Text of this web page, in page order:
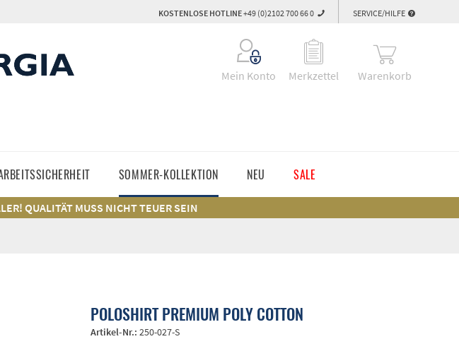
SERVICE/HILFE
KOSTENLOSE HOTLINE+49 (0)2102 700 66 0
Mein Konto Merkzettel Warenkorb
SOMMER-KOLLEKTION NEU SALE
QUALITÄT MUSS NICHT TEUER SEIN
POLOSHIRT PREMIUM POLY COTTON
Artikel-Nr.:250-027-S